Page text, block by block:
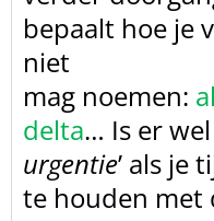
bepaalt hoe je
niet
mag noemen:
delta… Is er wel
urgentie’ als je
te houden met